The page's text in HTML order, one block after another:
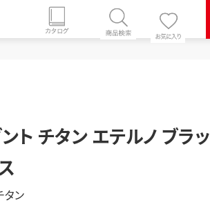
ト チタン エテルノ ブラッ
タン